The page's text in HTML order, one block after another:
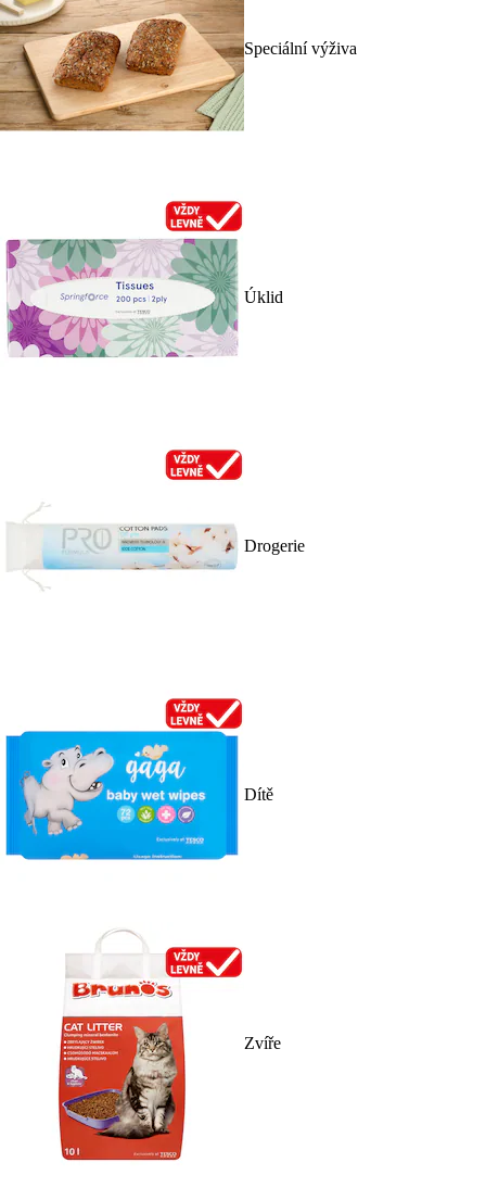
Speciální výživa
Úklid
Drogerie
Dítě
Zvíře